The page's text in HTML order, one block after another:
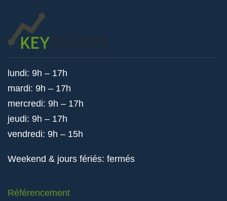
lundi: 9h – 17h
mardi: 9h – 17h
mercredi: 9h – 17h
jeudi: 9h – 17h
vendredi: 9h – 15h
Weekend & jours fériés: fermés
Référencement